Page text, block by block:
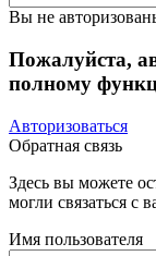
Вы не
Пожалуйста,
полному
Авторизоваться
Обратная связь
Здесь вы можете
могли связаться с
Имя пользователя